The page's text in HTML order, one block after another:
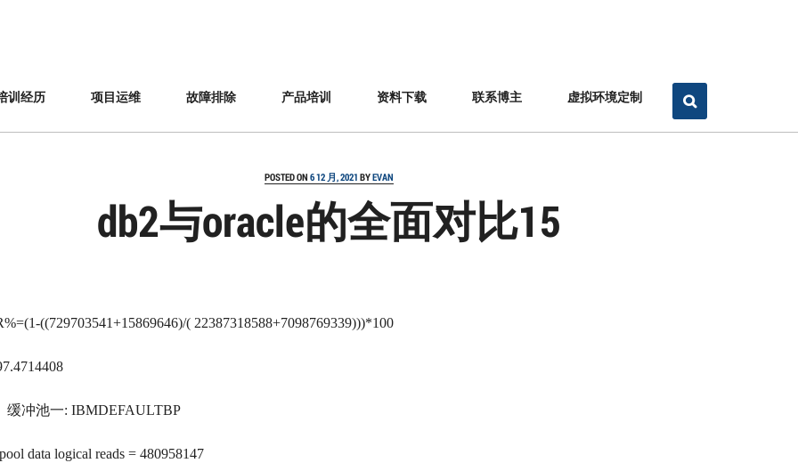
训经历 项目运维 故障排除 产品培训 资料下载 联系博主 虚拟环境定制
POSTED ON6 12 月, 2021 BYEVAN
db2与oracle的全面对比15
((729703541+15869646)/( 22387318588+7098769339)))*100
缓冲池一: IBMDEFAULTBP
data logical reads = 480958147